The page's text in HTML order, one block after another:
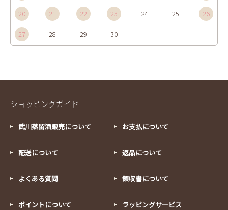
20 21 22 23 24 25 26
27 28 29 30
ショッピングガイド
武川蒸留酒販売について お支払について
配送について 返品について
よくある質問 領収書について
ポイントについて ラッピングサービス